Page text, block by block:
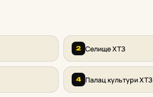
2 Селище ХТЗ
4 Палац культури ХТЗ